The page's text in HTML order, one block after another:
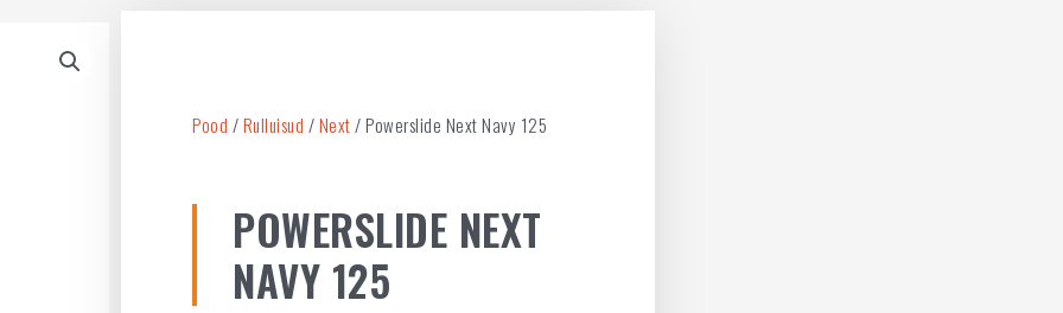
Pood /Rulluisud /Next/ Powerslide Next Navy 125
POWERSLIDE NEXT
NAVY 125